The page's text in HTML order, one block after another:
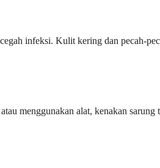
infeksi. Kulit kering dan pecah-
menggunakan alat, kenakan